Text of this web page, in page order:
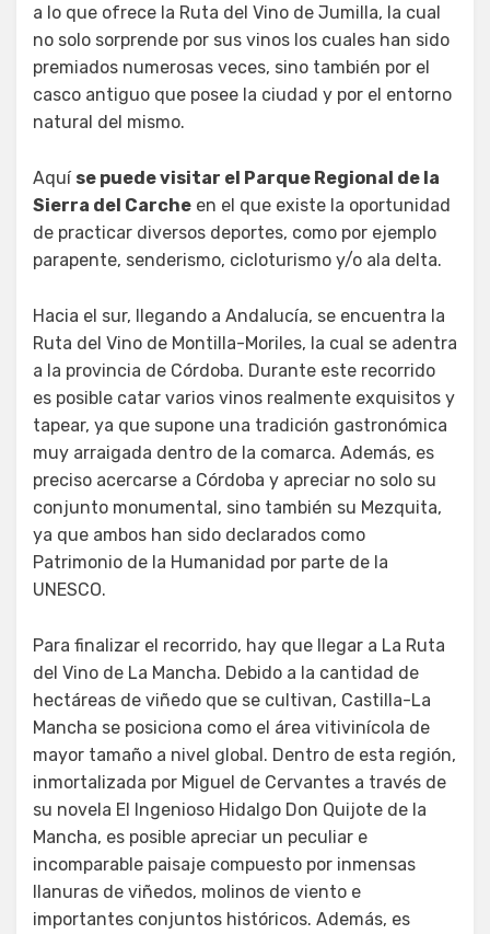
a lo que ofrece la Ruta del Vino de Jumilla, la cual
no solo sorprende por sus vinos los cuales han sido
premiados numerosas veces, sino también por el
casco antiguo que posee la ciudad y por el entorno
natural del mismo.
Aquí se puede visitar el Parque Regional de la
Sierra del Carche en el que existe la oportunidad
de practicar diversos deportes, como por ejemplo
parapente, senderismo, cicloturismo y/o ala delta.
Hacia el sur, llegando a Andalucía, se encuentra la
Ruta del Vino de Montilla-Moriles, la cual se adentra
a la provincia de Córdoba. Durante este recorrido
es posible catar varios vinos realmente exquisitos y
tapear, ya que supone una tradición gastronómica
muy arraigada dentro de la comarca. Además, es
preciso acercarse a Córdoba y apreciar no solo su
conjunto monumental, sino también su Mezquita,
ya que ambos han sido declarados como
Patrimonio de la Humanidad por parte de la
UNESCO.
Para finalizar el recorrido, hay que llegar a La Ruta
del Vino de La Mancha. Debido a la cantidad de
hectáreas de viñedo que se cultivan, Castilla-La
Mancha se posiciona como el área vitivinícola de
mayor tamaño a nivel global. Dentro de esta región,
inmortalizada por Miguel de Cervantes a través de
su novela El Ingenioso Hidalgo Don Quijote de la
Mancha, es posible apreciar un peculiar e
incomparable paisaje compuesto por inmensas
llanuras de viñedos, molinos de viento e
importantes conjuntos históricos. Además, es